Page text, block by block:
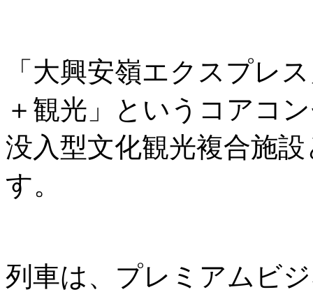
「大興安嶺エクスプレ
＋観光」というコアコ
没入型文化観光複合施
す。
列車は、プレミアムビ